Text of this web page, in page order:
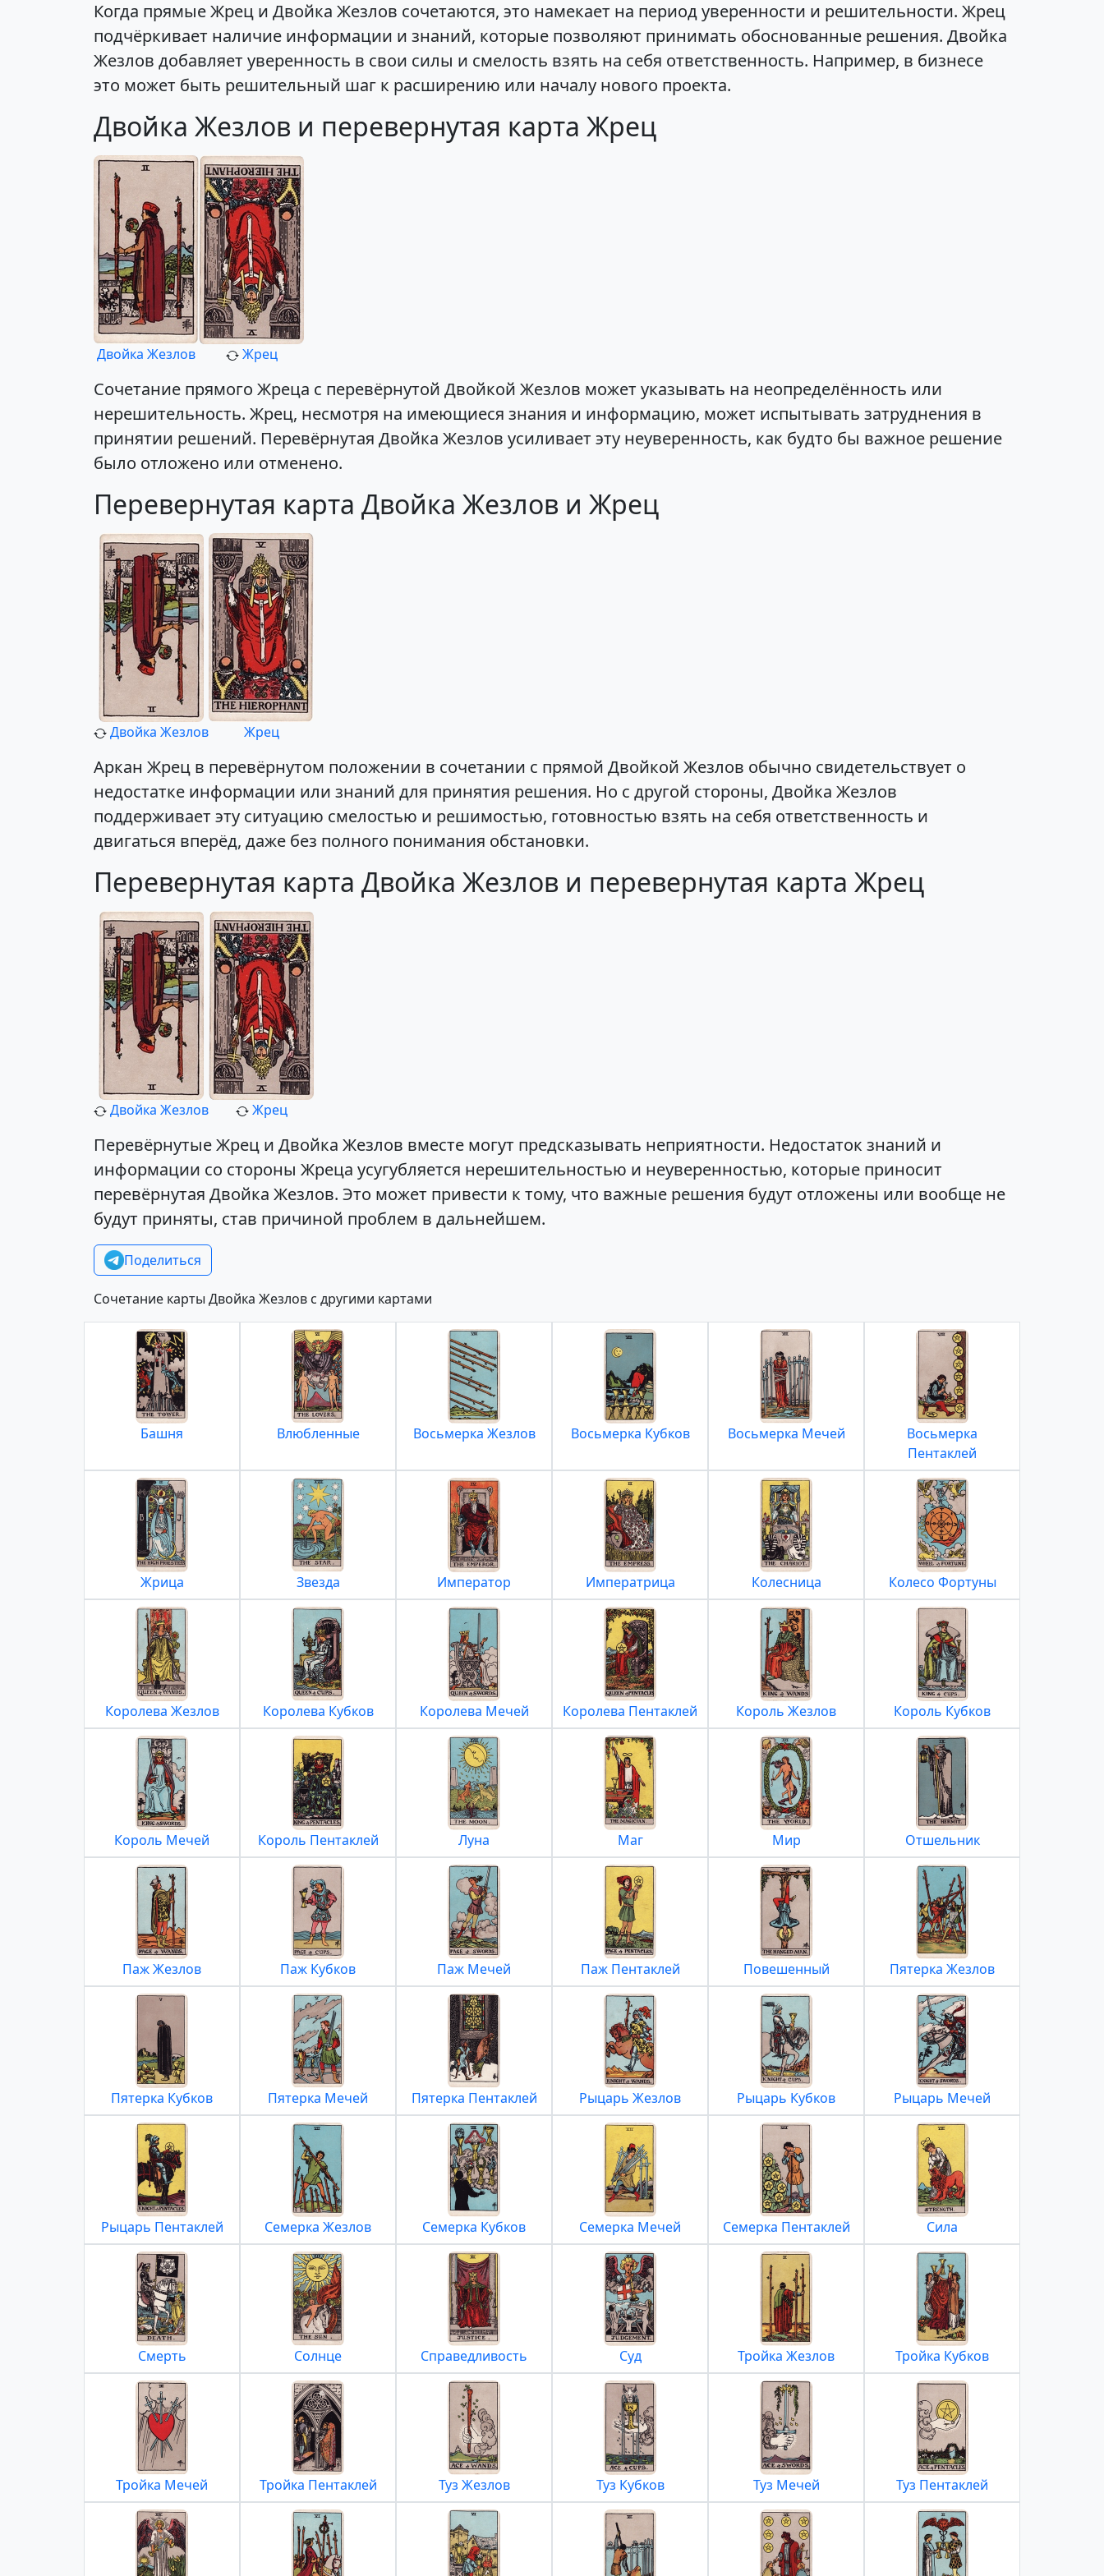
Когда прямые Жрец и Двойка Жезлов сочетаются, это намекает на период уверенности и решительности. Жрец
подчёркивает наличие информации и знаний, которые позволяют принимать обоснованные решения. Двойка
Жезлов добавляет уверенность в свои силы и смелость взять на себя ответственность. Например, в бизнесе
это может быть решительный шаг к расширению или началу нового проекта.
Двойка Жезлов и перевернутая карта Жрец
Двойка Жезлов Жрец
Сочетание прямого Жреца с перевёрнутой Двойкой Жезлов может указывать на неопределённость или
нерешительность. Жрец, несмотря на имеющиеся знания и информацию, может испытывать затруднения в
принятии решений. Перевёрнутая Двойка Жезлов усиливает эту неуверенность, как будто бы важное решение
было отложено или отменено.
Перевернутая карта Двойка Жезлов и Жрец
Двойка Жезлов Жрец
Аркан Жрец в перевёрнутом положении в сочетании с прямой Двойкой Жезлов обычно свидетельствует о
недостатке информации или знаний для принятия решения. Но с другой стороны, Двойка Жезлов
поддерживает эту ситуацию смелостью и решимостью, готовностью взять на себя ответственность и
двигаться вперёд, даже без полного понимания обстановки.
Перевернутая карта Двойка Жезлов и перевернутая карта Жрец
Двойка Жезлов Жрец
Перевёрнутые Жрец и Двойка Жезлов вместе могут предсказывать неприятности. Недостаток знаний и
информации со стороны Жреца усугубляется нерешительностью и неуверенностью, которые приносит
перевёрнутая Двойка Жезлов. Это может привести к тому, что важные решения будут отложены или вообще не
будут приняты, став причиной проблем в дальнейшем.
Поделиться
Сочетание карты Двойка Жезлов с другими картами
Башня Влюбленные Восьмерка Жезлов Восьмерка Кубков Восьмерка Мечей
Восьмерка
Пентаклей
Жрица Звезда Император Императрица Колесница Колесо Фортуны
Королева Жезлов Королева Кубков Королева Мечей Королева Пентаклей Король Жезлов Король Кубков
Король Мечей Король Пентаклей Луна Маг Мир Отшельник
Паж Жезлов Паж Кубков Паж Мечей Паж Пентаклей Повешенный Пятерка Жезлов
Пятерка Кубков Пятерка Мечей Пятерка Пентаклей Рыцарь Жезлов Рыцарь Кубков Рыцарь Мечей
Рыцарь Пентаклей Семерка Жезлов Семерка Кубков Семерка Мечей Семерка Пентаклей Сила
Смерть Солнце Справедливость Суд Тройка Жезлов Тройка Кубков
Тройка Мечей Тройка Пентаклей Туз Жезлов Туз Кубков Туз Мечей Туз Пентаклей